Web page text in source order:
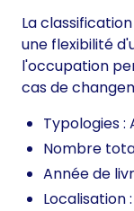
La
une flexibilité
l'occupation
cas de
Typologies
Nombre
Année de
Localisation